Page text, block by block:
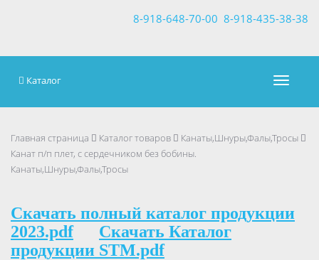
8-918-435-38-38
8-918-648-70-00
Каталог
Главная страница Каталог товаров
Канаты,Шнуры,Фалы,Тросы
Канат п/п плет, с сердечником без бобины.
Канаты,Шнуры,Фалы,Тросы
Скачать полный каталог продукции
2023.pdf
Скачать Каталог
продукции STM.pdf